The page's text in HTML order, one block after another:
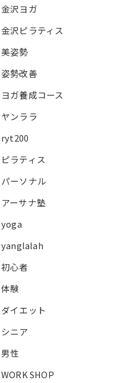
金沢ヨガ
金沢ピラティス
美姿勢
姿勢改善
ヨガ養成コース
ヤンララ
ryt200
ピラティス
パーソナル
アーサナ塾
yoga
yanglalah
初心者
体験
ダイエット
シニア
男性
WORK SHOP